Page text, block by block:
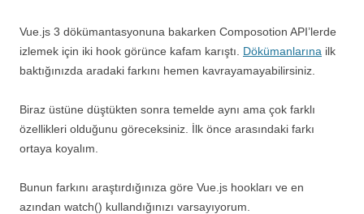
Vue.js 3 dökümantasyonuna bakarken Composotion API’lerde
izlemek için iki hook görünce kafam karıştı. Dökümanlarına ilk
baktığınızda aradaki farkını hemen kavrayamayabilirsiniz.
Biraz üstüne düştükten sonra temelde aynı ama çok farklı
özellikleri olduğunu göreceksiniz. İlk önce arasındaki farkı
ortaya koyalım.
Bunun farkını araştırdığınıza göre Vue.js hookları ve en
azından watch() kullandığınızı varsayıyorum.